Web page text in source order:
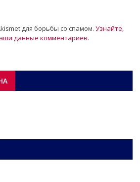
для борьбы со спамом. Узнайте,
данные комментариев.